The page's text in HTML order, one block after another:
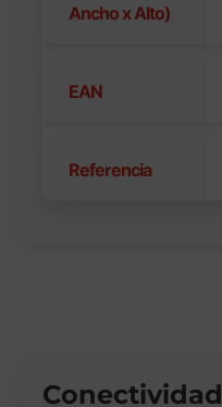
Ancho x Alto)
EAN
Referencia
Conectividad